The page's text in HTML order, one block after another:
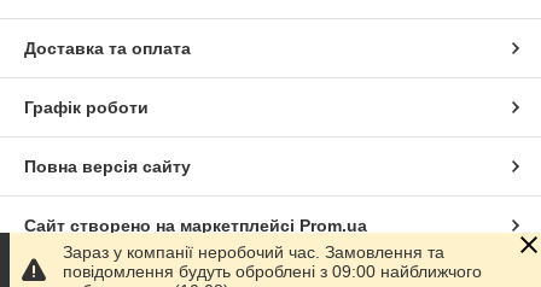
Доставка та оплата
Графік роботи
Повна версія сайту
Сайт створено на маркетплейсі Prom.ua
Зараз у компанії неробочий час. Замовлення та
повідомлення будуть оброблені з 09:00 найближчого